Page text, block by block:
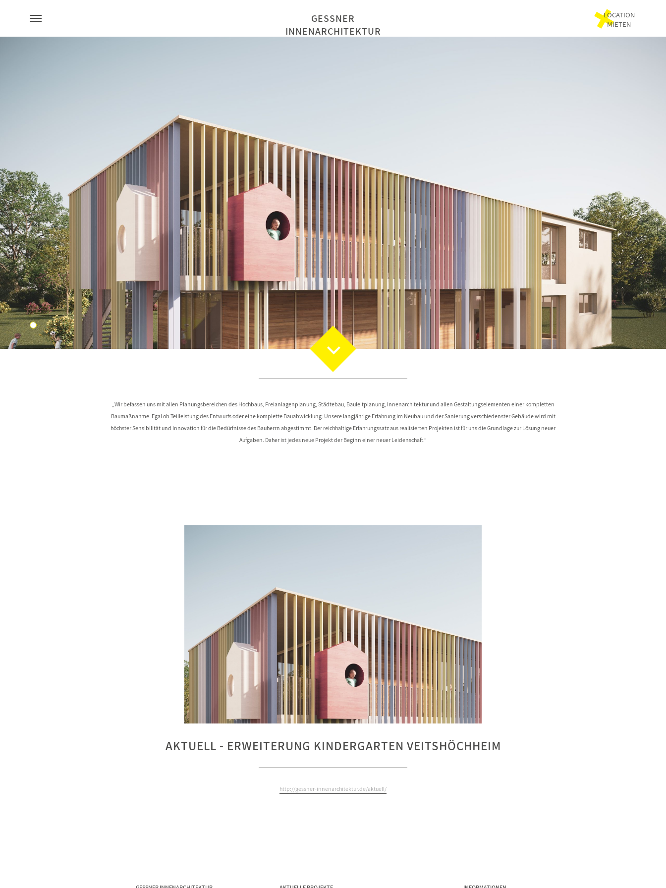
LOCATION
MIETEN
GESSNER
INNENARCHITEKTUR
1
„Wir befassen uns mit allen Planungsbereichen des Hochbaus, Freianlagenplanung, Städtebau, Bauleitplanung, Innenarchitektur und allen Gestaltungselementen einer kompletten
Baumaßnahme. Egal ob Teilleistung des Entwurfs oder eine komplette Bauabwicklung: Unsere langjährige Erfahrung im Neubau und der Sanierung verschiedenster Gebäude wird mit
höchster Sensibilität und Innovation für die Bedürfnisse des Bauherrn abgestimmt. Der reichhaltige Erfahrungssatz aus realisierten Projekten ist für uns die Grundlage zur Lösung neuer
Aufgaben. Daher ist jedes neue Projekt der Beginn einer neuer Leidenschaft.“
AKTUELL - ERWEITERUNG KINDERGARTEN VEITSHÖCHHEIM
http://gessner-innenarchitektur.de/aktuell/